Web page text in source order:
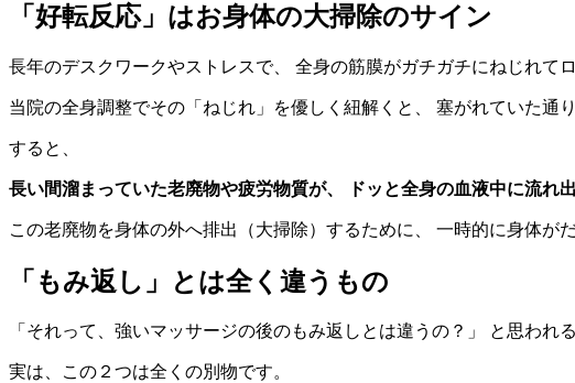
「好転反応」はお身体の大掃除のサイン
長年のデスクワークやストレスで、 全身の筋膜がガチガチにねじれて
当院の全身調整でその「ねじれ」を優しく紐解くと、 塞がれていた通
すると、
長い間溜まっていた老廃物や疲労物質が、 ドッと全身の血液中に流れ
この老廃物を身体の外へ排出（大掃除）するために、 一時的に身体が
「もみ返し」とは全く違うもの
「それって、強いマッサージの後のもみ返しとは違うの？」 と思われ
実は、この２つは全くの別物です。